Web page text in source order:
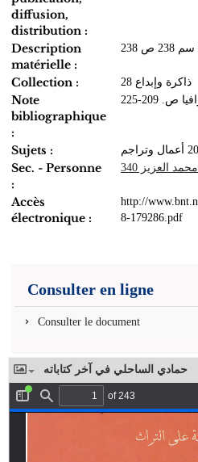
diffusion,
distribution :
Description
matérielle :
Collection : ذاكرة وإبداع 28
Note
bibliographique
:
ص. 209-225
Sujets :
Sec. - Personne
:
العزيز 340
Accès
électronique :
http://
8-179286.pdf
Consulter en ligne
Consulter le document
حمادي الساحلي في آخر كتاباته